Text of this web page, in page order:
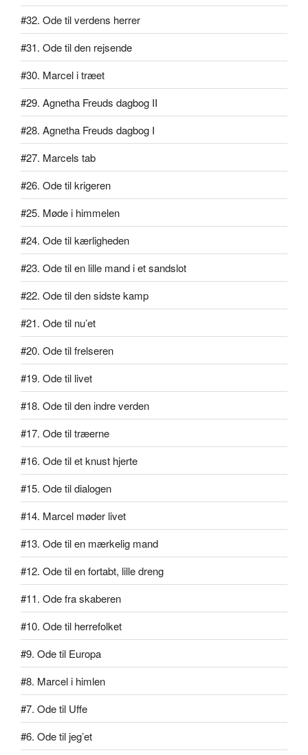
#32. Ode til verdens herrer
#31. Ode til den rejsende
#30. Marcel i træet
#29. Agnetha Freuds dagbog II
#28. Agnetha Freuds dagbog I
#27. Marcels tab
#26. Ode til krigeren
#25. Møde i himmelen
#24. Ode til kærligheden
#23. Ode til en lille mand i et sandslot
#22. Ode til den sidste kamp
#21. Ode til nu’et
#20. Ode til frelseren
#19. Ode til livet
#18. Ode til den indre verden
#17. Ode til træerne
#16. Ode til et knust hjerte
#15. Ode til dialogen
#14. Marcel møder livet
#13. Ode til en mærkelig mand
#12. Ode til en fortabt, lille dreng
#11. Ode fra skaberen
#10. Ode til herrefolket
#9. Ode til Europa
#8. Marcel i himlen
#7. Ode til Uffe
#6. Ode til jeg’et